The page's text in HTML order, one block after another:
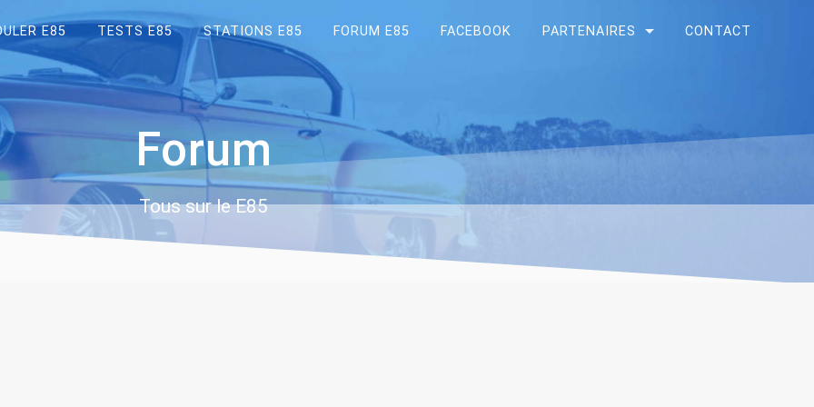
E85 TESTS E85 STATIONS E85 FORUM E85 FACEBOOK PARTENAIRES CONTACT
Forum
Tous sur le E85